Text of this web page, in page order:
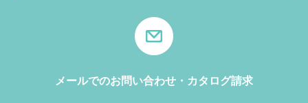
メールでのお問い合わせ・カタログ請求